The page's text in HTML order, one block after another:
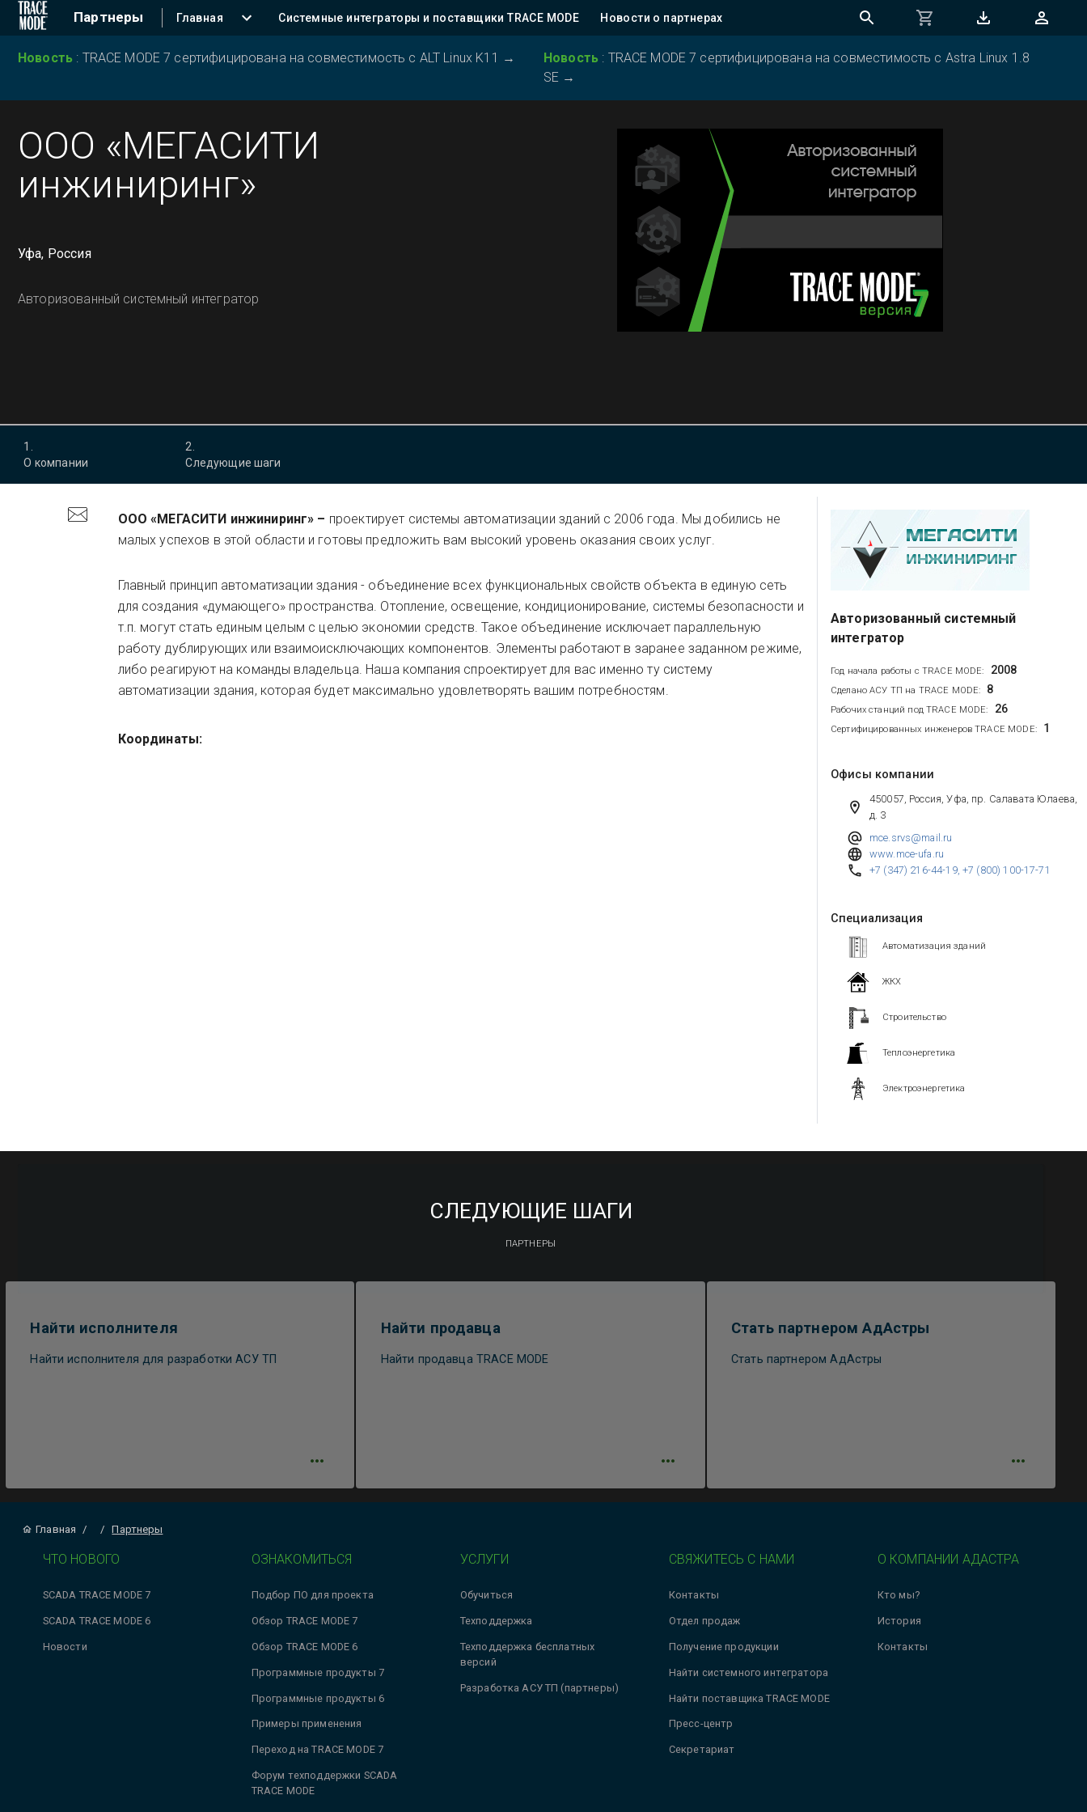
Партнеры Главная Системные интеграторы и поставщики TRACE MODE Новости о партнерах
Новость : TRACE MODE 7 сертифицирована на совместимость с ALT Linux K11 → Новость : TRACE MODE 7 сертифицирована на совместимость с Astra Linux 1.8
SE →
ООО «МЕГАСИТИ
инжиниринг»
Уфа, Россия
Авторизованный системный интегратор
1
О компании
2
Следующие шаги
ООО «МЕГАСИТИ инжиниринг» – проектирует системы автоматизации зданий с 2006 года. Мы добились не
малых успехов в этой области и готовы предложить вам высокий уровень оказания своих услуг.
Главный принцип автоматизации здания - объединение всех функциональных свойств объекта в единую сеть
для создания «думающего» пространства. Отопление, освещение, кондиционирование, системы безопасности и
т.п. могут стать единым целым с целью экономии средств. Такое объединение исключает параллельную
работу дублирующих или взаимоисключающих компонентов. Элементы работают в заранее заданном режиме,
либо реагируют на команды владельца. Наша компания спроектирует для вас именно ту систему
автоматизации здания, которая будет максимально удовлетворять вашим потребностям.
Координаты:
Авторизованный системный
интегратор
Год начала работы с TRACE MODE: 2008
Сделано АСУ ТП на TRACE MODE: 8
Рабочих станций под TRACE MODE: 26
Сертифицированных инженеров TRACE MODE: 1
Офисы компании
450057, Россия, Уфа, пр. Салавата Юлаева,
д. 3
mce.srvs@mail.ru
www.mce-ufa.ru
+7 (347) 216-44-19, +7 (800) 100-17-71
Специализация
Автоматизация зданий
ЖКХ
Строительство
Теплоэнергетика
Электроэнергетика
СЛЕДУЮЩИЕ ШАГИ
ПАРТНЕРЫ
Найти исполнителя
Найти исполнителя для разработки АСУ ТП
Найти продавца
Найти продавца TRACE MODE
Стать партнером АдАстры
Стать партнером АдАстры
Главная / / Партнеры
ЧТО НОВОГО
SCADA TRACE MODE 7
SCADA TRACE MODE 6
Новости
ОЗНАКОМИТЬСЯ
Подбор ПО для проекта
Обзор TRACE MODE 7
Обзор TRACE MODE 6
Программные продукты 7
Программные продукты 6
Примеры применения
Переход на TRACE MODE 7
Форум техподдержки SCADA
TRACE MODE
УСЛУГИ
Обучиться
Техподдержка
Техподдержка бесплатных
версий
Разработка АСУ ТП (партнеры)
СВЯЖИТЕСЬ С НАМИ
Контакты
Отдел продаж
Получение продукции
Найти системного интегратора
Найти поставщика TRACE MODE
Пресс-центр
Секретариат
О КОМПАНИИ АДАСТРА
Кто мы?
История
Контакты